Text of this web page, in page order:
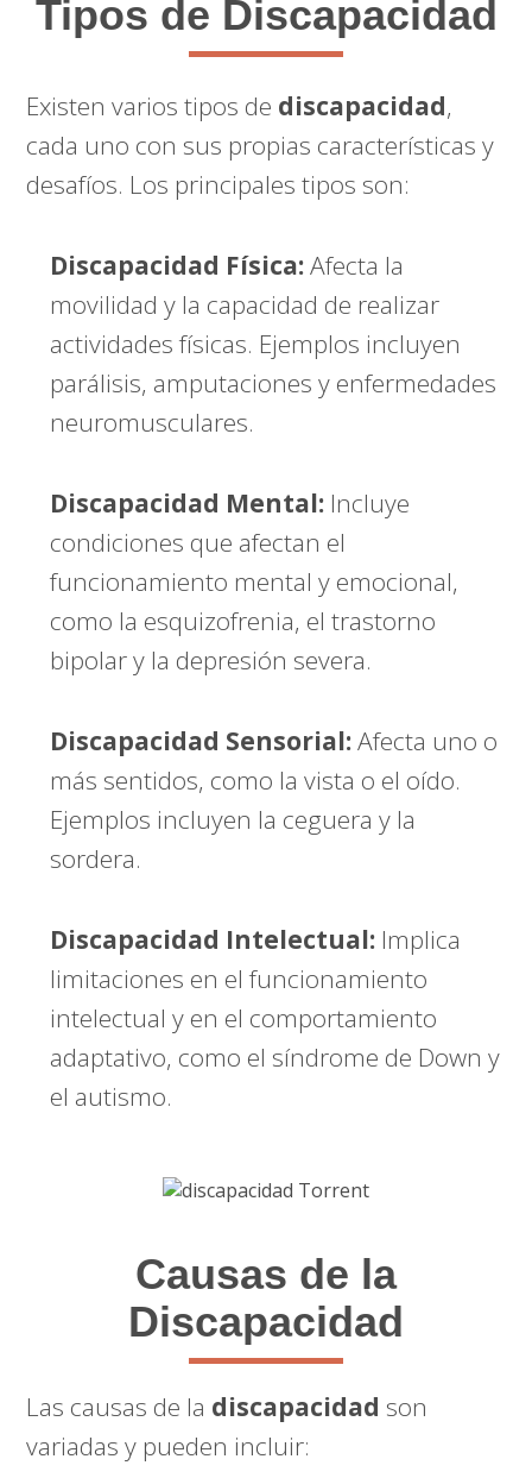
Tipos de Discapacidad
Existen varios tipos de discapacidad,
cada uno con sus propias características y
desafíos. Los principales tipos son:
Discapacidad Física:Afecta la
movilidad y la capacidad de realizar
actividades físicas. Ejemplos incluyen
parálisis, amputaciones y enfermedades
neuromusculares.
Discapacidad Mental: Incluye
condiciones que afectan el
funcionamiento mental y emocional,
como la esquizofrenia, el trastorno
bipolar y la depresión severa.
Discapacidad Sensorial:Afecta uno o
más sentidos, como la vista o el oído.
Ejemplos incluyen la ceguera y la
sordera.
Discapacidad Intelectual: Implica
limitaciones en el funcionamiento
intelectual y en el comportamiento
adaptativo, como el síndrome de Down y
el autismo.
Causas de la
Discapacidad
Las causas de la discapacidad son
variadas y pueden incluir: